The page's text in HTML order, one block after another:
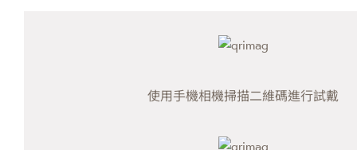
使用手機相機掃描二維碼進行試戴